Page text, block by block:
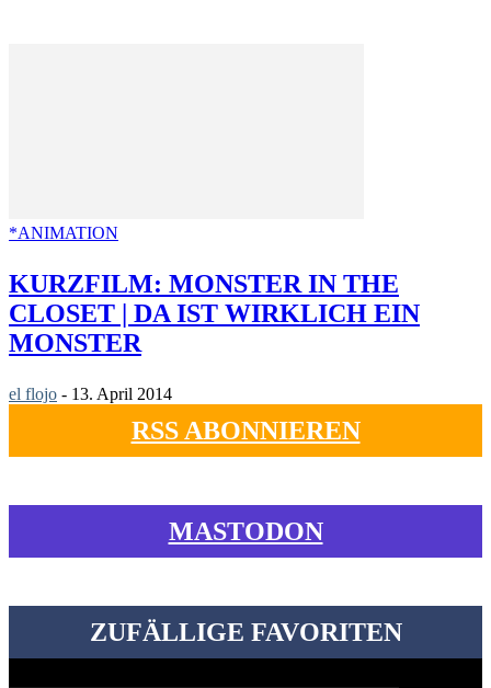
*ANIMATION
KURZFILM: MONSTER IN THE
CLOSET | DA IST WIRKLICH EIN
MONSTER
el flojo - 13. April 2014
RSS ABONNIEREN
MASTODON
ZUFÄLLIGE FAVORITEN